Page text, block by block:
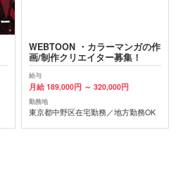
WEBTOON ・カラーマンガの作
画/制作クリエイター募集！
給与
月給 189,000円 ～ 320,000円
勤務地
東京都中野区在宅勤務／地方勤務OK